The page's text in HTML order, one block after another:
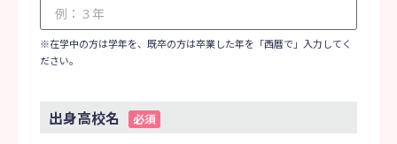
※在学中の方は学年を、既卒の方は卒業した年を「西暦で」入力してく
ださい。
出身高校名 必須